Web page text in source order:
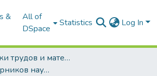
&
All of
DSpace
Statistics Log In
Сборники трудов и материалов конференций
Статьи из сборников научных трудов